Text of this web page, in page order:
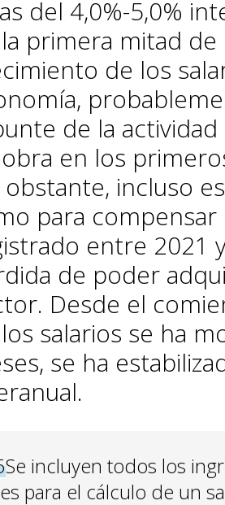
del 4,0%-5,0%
primera mitad
de los
de la
en los
obstante, incluso
para
entre 2021
de poder
Desde el
salarios se ha
se ha
Se incluyen todos los
para el cálculo de un